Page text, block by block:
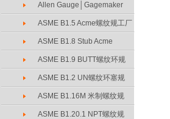
Allen Gauge│Gagemaker
ASME B1.5 Acme螺纹规工厂
ASME B1.8 Stub Acme
ASME B1.9 BUTT螺纹环规
ASME B1.2 UN螺纹环塞规
ASME B1.16M 米制螺纹规
ASME B1.20.1 NPT螺纹规